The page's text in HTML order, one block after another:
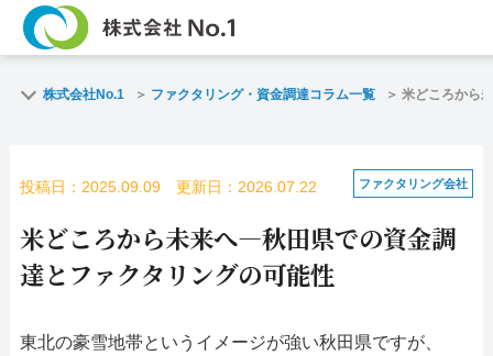
ファクタリングとは
ファクタリング・資
株式会社No.1 ファクタリング・資金調達コラム一覧 米どころから
投稿日：2025.09.09 更新日：2026.07.22 ファクタリング会社
米どころから未来へ―秋田県での資金調
達とファクタリングの可能性
東北の豪雪地帯というイメージが強い秋田県ですが、